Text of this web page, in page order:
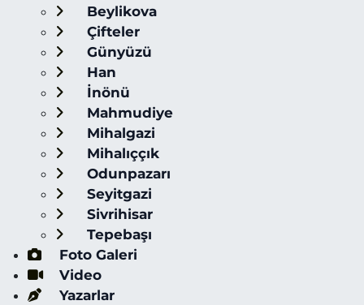
Beylikova
Çifteler
Günyüzü
Han
İnönü
Mahmudiye
Mihalgazi
Mihalıççık
Odunpazarı
Seyitgazi
Sivrihisar
Tepebaşı
Foto Galeri
Video
Yazarlar